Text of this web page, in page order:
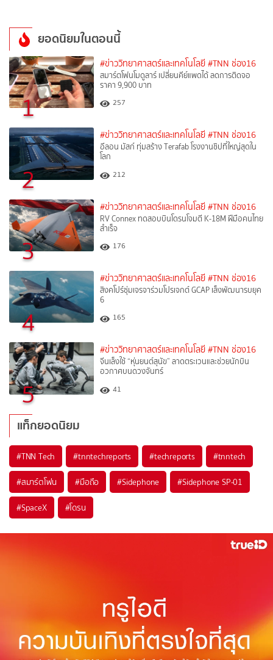
ยอดนิยมในตอนนี้
1
#ข่าววิทยาศาสตร์และเทคโนโลยี #TNN ช่อง16
สมาร์ตโฟนโมดูลาร์ เปลี่ยนคีย์แพดได้ ลดการติดจอ
ราคา 9,900 บาท
257
2
#ข่าววิทยาศาสตร์และเทคโนโลยี #TNN ช่อง16
อีลอน มัสก์ ทุ่มสร้าง Terafab โรงงานชิปที่ใหญ่สุดใน
โลก
212
3
#ข่าววิทยาศาสตร์และเทคโนโลยี #TNN ช่อง16
RV Connex ทดสอบบินโดรนโจมตี K-18M ฝีมือคนไทย
สำเร็จ
176
4
#ข่าววิทยาศาสตร์และเทคโนโลยี #TNN ช่อง16
สิงคโปร์ซุ่มเจรจาร่วมโปรเจกต์ GCAP เล็งพัฒนารบยุค
6
165
5
#ข่าววิทยาศาสตร์และเทคโนโลยี #TNN ช่อง16
จีนเล็งใช้ “หุ่นยนต์สุนัข” ลาดตระเวนและช่วยนักบิน
อวกาศบนดวงจันทร์
41
แท็กยอดนิยม
#TNN Tech #tnntechreports #techreports #tnntech
#สมาร์ตโฟน #มือถือ #Sidephone #Sidephone SP-01
#SpaceX #โดรน